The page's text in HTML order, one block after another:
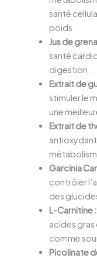
santé
poids.
Jus de
santé
digestion.
Extrait de
stimuler le
une
Extrait de
Garcinia
contrôler
des
L-Carnitine :
acides gras
comme
Picolinate